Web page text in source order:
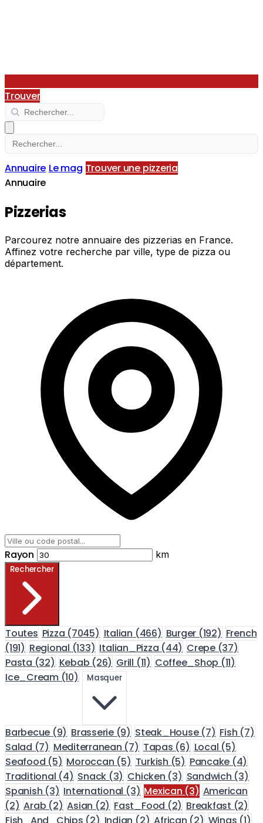
Trouver
Annuaire Le mag Trouver une pizzeria
Annuaire
Pizzerias
Parcourez notre annuaire des pizzerias en France.
Affinez votre recherche par ville, type de pizza ou
département.
Rayon km
Rechercher
Toutes Pizza (7045) Italian (466) Burger (192) French
(191) Regional (133) Italian_Pizza (44) Crepe (37)
Pasta (32) Kebab (26) Grill (11) Coffee_Shop (11)
Ice_Cream (10) Masquer
Barbecue (9) Brasserie (9) Steak_House (7) Fish (7)
Salad (7) Mediterranean (7) Tapas (6) Local (5)
Seafood (5) Moroccan (5) Turkish (5) Pancake (4)
Traditional (4) Snack (3) Chicken (3) Sandwich (3)
Spanish (3) International (3) Mexican (3) American
(2) Arab (2) Asian (2) Fast_Food (2) Breakfast (2)